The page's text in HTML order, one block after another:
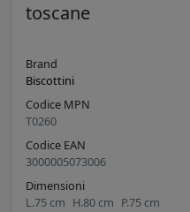
toscane
Brand
Biscottini
Codice MPN
T0260
Codice EAN
3000005073006
Dimensioni
L.75 cm H.80 cm P.75 cm